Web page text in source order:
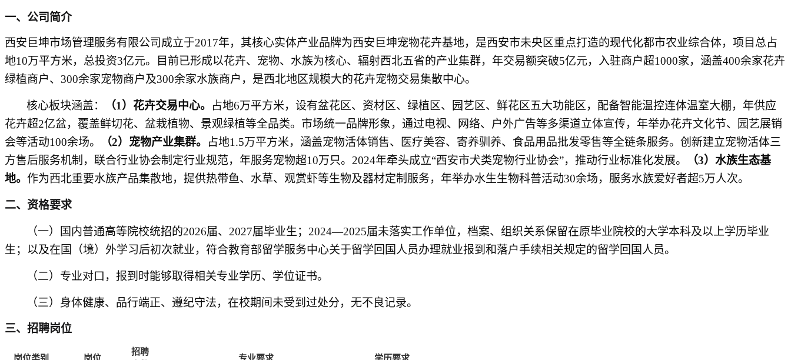
一、公司简介
西安巨坤市场管理服务有限公司成立于2017年，其核心实体产业品牌为西安巨坤宠物花卉基地， 是西安市未央区重点打造的现代化都市农业综合体，项目总占
地10万平方米，总投资3亿元。
目前已形成以花卉、宠物、水族为核心、 辐射西北五省的产业集群，年交易额突破5亿元，入驻商户超1000家，涵盖400余家花卉
绿植商户、300余家宠物商户及300余家水族商户，是西北地区规模大的花卉宠物交易集散中心。
核心板块涵盖： （1） 花卉交易中心。
占地6万平方米，设有盆花区、资材区、绿植区、园艺区、鲜花区五大功能区，配备智能温控连体温室大棚，年供应
花卉超2亿盆，覆盖鲜切花、盆栽植物、景观绿植等全品类。市场统一品牌形象，通过电视、网络、户外广告等多渠道立体宣传，年举办花卉文化节、园艺展销
会等活动100余场。 （2）宠物产业集群。
占地1.5万平方米，涵盖宠物活体销售、医疗美容、寄养驯养、食品用品批发零售等全链条服务。创新建立宠物活体三
方售后服务机制，联合行业协会制定行业规范，年服务宠物超10万只。2024年牵头成立“西安市犬类宠物行业协会”，推动行业标准化发展。
（3） 水族生态基
地。 作为西北重要水族产品集散地，提供热带鱼、水草、观赏虾等生物及器材定制服务，年举办水生生物科普活动30余场，服务水族爱好者超5万人次。
二、资格要求
（一）国内普通高等院校统招的2026届、2027届毕业生；2024—2025届未落实工作单位，档案、组织关系保留在原毕业院校的大学本科及以上学历毕业
生；以及在国（境）外学习后初次就业，符合教育部留学服务中心关于留学回国人员办理就业报到和落户手续相关规定的留学回国人员。
（二）专业对口，报到时能够取得相关专业学历、学位证书。
（三）身体健康、品行端正、遵纪守法，在校期间未受到过处分，无不良记录。
三、招聘岗位
岗位类别 岗位
招聘
专业要求 学历要求